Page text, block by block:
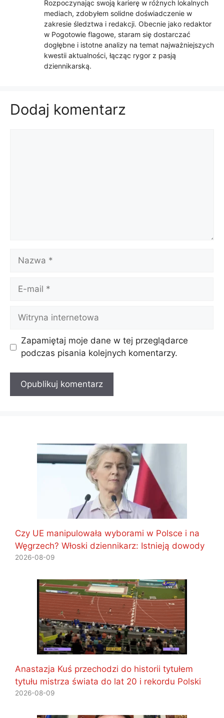
Rozpoczynając swoją karierę w różnych lokalnych
mediach, zdobyłem solidne doświadczenie w
zakresie śledztwa i redakcji. Obecnie jako redaktor
w Pogotowie flagowe, staram się dostarczać
dogłębne i istotne analizy na temat najważniejszych
kwestii aktualności, łącząc rygor z pasją
dziennikarską.
Dodaj komentarz
Nazwa
Witryna
internetowa
Zapamiętaj moje dane w tej przeglądarce
podczas pisania kolejnych komentarzy.
Czy UE manipulowała wyborami w Polsce i na
Węgrzech? Włoski dziennikarz: Istnieją dowody
2026-08-09
Anastazja Kuś przechodzi do historii tytułem
tytułu mistrza świata do lat 20 i rekordu Polski
2026-08-09